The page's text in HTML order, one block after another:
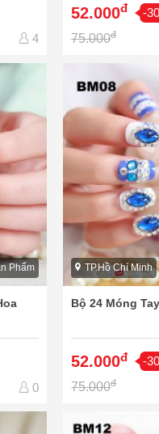
4
52.000đ
-
75.000đ
Phẩm
0
TP.Hồ Chí Minh
Bộ 24 Móng
52.000đ
-
75.000đ